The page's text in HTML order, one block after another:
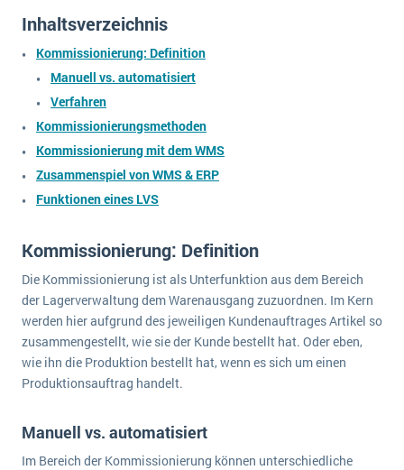
ERP News
SAP übernimmt Reltio für eine bessere
Datenintegration
Die „SaaSpocalypse“: Was ist das und was bedeutet es für die Zukunft von Unternehmenssoftware?
SAP investiert mit zwei strategischen Übernahmen in Enterprise-KI
ERP-Trends in der Produktion
NACHRICHTENARCHIV
Inhaltsverzeichnis
Kommissionierung: Definition
Manuell vs. automatisiert
Verfahren
Kommissionierungsmethoden
Kommissionierung mit dem WMS
Zusammenspiel von WMS & ERP
Funktionen eines LVS
Kommissionierung: Definition
Die Kommissionierung ist als Unterfunktion aus dem Bereich
der Lagerverwaltung dem Warenausgang zuzuordnen. Im Kern
werden hier aufgrund des jeweiligen Kundenauftrages Artikel so
zusammengestellt, wie sie der Kunde bestellt hat. Oder eben,
wie ihn die Produktion bestellt hat, wenn es sich um einen
Produktionsauftrag handelt.
Manuell vs. automatisiert
Im Bereich der Kommissionierung können unterschiedliche